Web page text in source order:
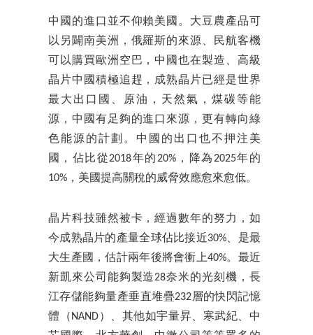
中國的進口並不仰賴美國。大豆農產品可
以另闢南美洲，俄羅斯的來源、民航客機
可以購買歐洲空巴，中國也在製造、高級
晶片中國積極追趕，成熟晶片已經是世界
最大出口國、原油，天然氣，煤碳等能
源，中國有足夠的進口來源，更有轉向綠
色能源的計劃。中國的出口也不押注美
國，佔比從2018年的20%，降為2025年的
10%，美國提高關稅的威脅效應愈來愈低。
晶片科技雖然被卡，經過數年的努力，如
今成熟晶片的產量全球佔比接近30%、是最
大生產國，估計兩年後將會衝上40%。最近
新凱來公司能夠製造28奈米的光刻機，長
江存儲能夠量產垂直堆疊232層的快閃記憶
體（NAND）、其他如宇量昇、寒武紀、中